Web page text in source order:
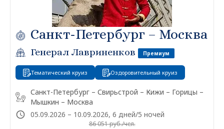
Санкт-Петербург – Москва
Генерал Лавриненков Премиум
Тематический круиз Оздоровительный круиз
Санкт-Петербург – Свирьстрой – Кижи – Горицы –
Мышкин – Москва
05.09.2026 – 10.09.2026, 6 дней/5 ночей
86 051 руб./чел.